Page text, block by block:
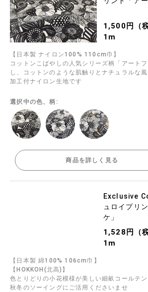
1,500円（
1m
【日本製 ナイロン100% 110cm巾】
コットンこばやしの人気シリーズ柄「アート
し、コットンのような肌触りとナチュラルな
加工付ナイロン生地です
選択中の色、柄:
商品を詳しく見る
Exclusive
ュロイプリ
ケ」
1,528円（
1m
【日本製 綿100% 106cm巾】
【HOKKOH(北高)】
色とりどりの小花模様が美しい細畝コールテ
秋冬のソーイングにご活用くださいませ